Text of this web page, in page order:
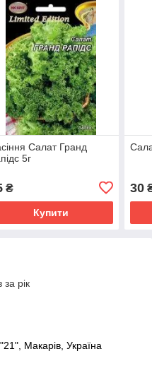
Салат Гранд
5г
₴
Купити
30
за рік
Макарів, Україна